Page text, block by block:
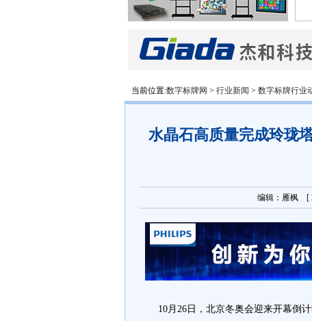
当前位置:数字标牌网 > 行业新闻 > 数字标牌行业
水晶石高质量完成玲珑
编辑：雁枫 [
10月26日，北京冬奥会迎来开幕倒